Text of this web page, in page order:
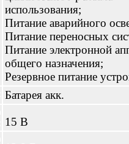
использования;
Питание аварийного
Питание переносных
Питание электронной
общего назначения;
Резервное питание
Батарея акк.
15 В